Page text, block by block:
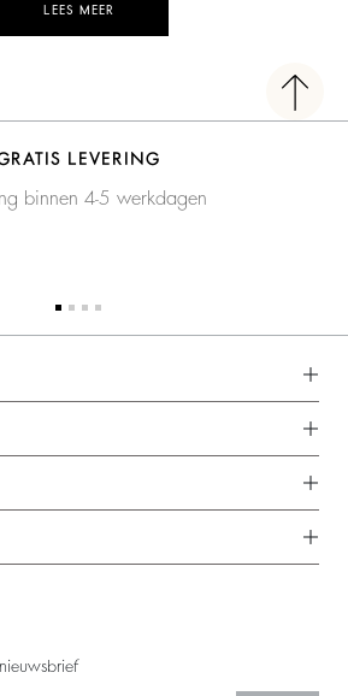
LEES MEER
LEVERING
binnen 4-5 werkdagen